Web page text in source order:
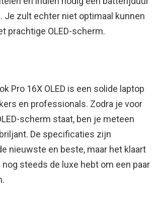
Je zult echter niet optimaal kunnen
prachtige OLED-scherm.
Pro 16X OLED is een solide laptop
en professionals. Zodra je voor
scherm staat, ben je meteen
De specificaties zijn
nieuwste en beste, maar het klaart
steeds de luxe hebt om een ​​paar